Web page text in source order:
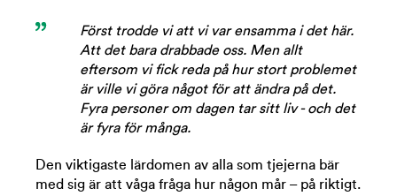
Först trodde vi att vi var ensamma i det här.
Att det bara drabbade oss. Men allt
eftersom vi fick reda på hur stort problemet
är ville vi göra något för att ändra på det.
Fyra personer om dagen tar sitt liv - och det
är fyra för många.
Den viktigaste lärdomen av alla som tjejerna bär
med sig är att våga fråga hur någon mår – på riktigt.